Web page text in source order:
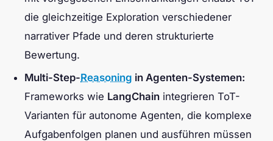
die gleichzeitige Exploration verschiedener
narrativer Pfade und deren strukturierte
Bewertung.
Multi-Step-Reasoning in Agenten-Systemen:
Frameworks wie LangChain integrieren ToT-
Varianten für autonome Agenten, die komplexe
Aufgabenfolgen planen und ausführen müssen